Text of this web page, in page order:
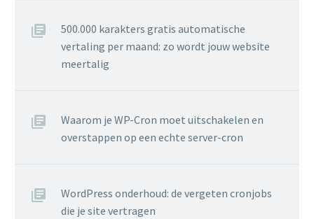
500.000 karakters gratis automatische
vertaling per maand: zo wordt jouw website
meertalig
Waarom je WP-Cron moet uitschakelen en
overstappen op een echte server-cron
WordPress onderhoud: de vergeten cronjobs
die je site vertragen